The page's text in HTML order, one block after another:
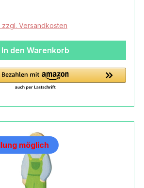
StilHolztiger
in
Nicht für Kinder unter
Kleine Teile.Angaben zum
zur GPSR
Gollnest & Kiesel
Güster,
zzgl. Versandkosten
In den Warenkorb
möglich